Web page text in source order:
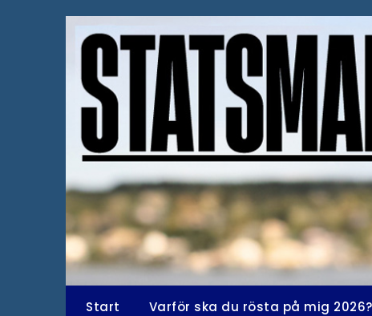
Start Varför ska du rösta på mig 2026?